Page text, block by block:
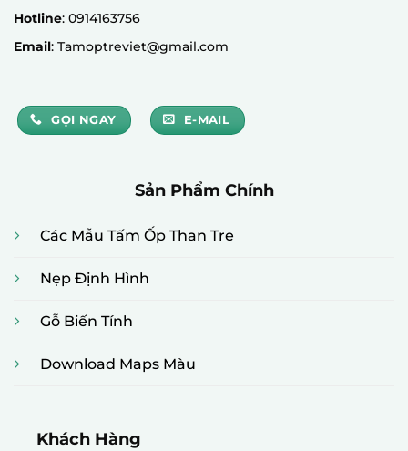
Hotline: 0914163756
Email: Tamoptreviet@gmail.com
GỌI NGAY E-MAIL
Sản Phẩm Chính
Các Mẫu Tấm Ốp Than Tre
Nẹp Định Hình
Gỗ Biến Tính
Download Maps Màu
Khách Hàng